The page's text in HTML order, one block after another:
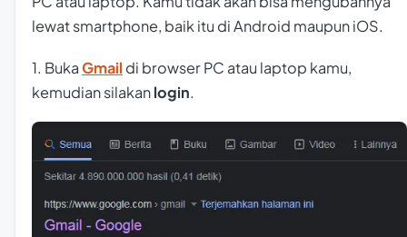
lewat smartphone, baik itu di Android maupun iOS.
1. BukaGmaildi browser PC atau laptop kamu,
kemudian silakanlogin.